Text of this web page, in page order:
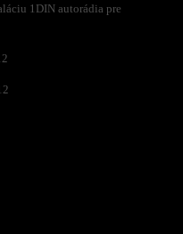
1DIN autorádia pre